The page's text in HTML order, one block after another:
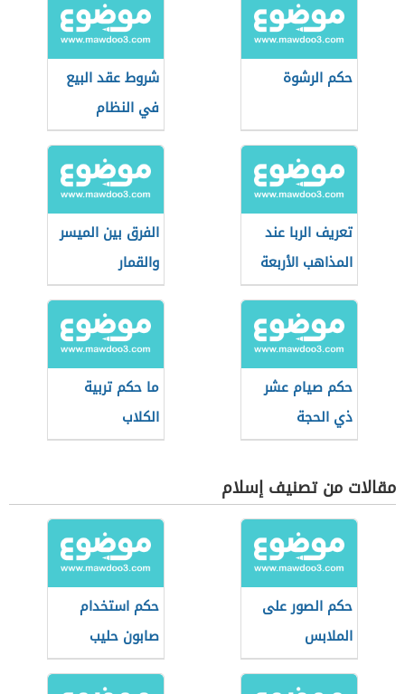
حكم الرشوة
شروط عقد البيع
في النظام
السعودي
تعريف الربا عند
المذاهب الأربعة
الفرق بين الميسر
والقمار
حكم صيام عشر
ذي الحجة
ما حكم تربية
الكلاب
مقالات من تصنيف إسلام
حكم الصور على
الملابس
حكم استخدام
صابون حليب
الحمار